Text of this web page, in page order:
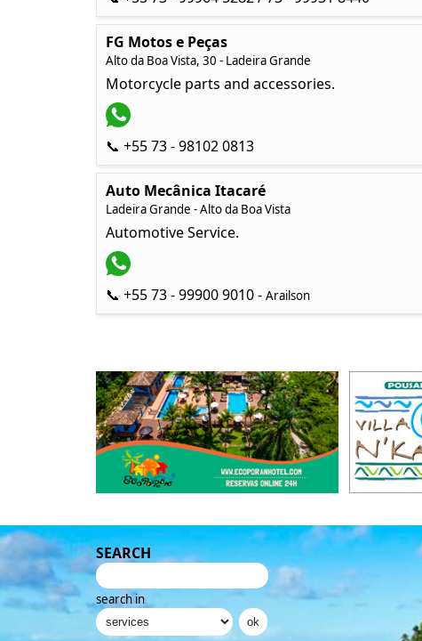
FG Motos e Peças
Alto da Boa Vista, 30 - Ladeira Grande
Motorcycle parts and accessories.
📞 +55 73 - 98102 0813
Auto Mecânica Itacaré
Ladeira Grande - Alto da Boa Vista
Automotive Service.
📞 +55 73 - 99900 9010 - Arailson
SEARCH
search in